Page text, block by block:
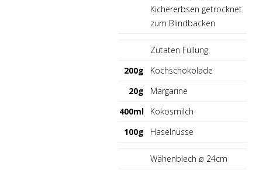
Kichererbsen getrocknet
zum Blindbacken
Zutaten Füllung:
200g
Kochschokolade
20g
Margarine
400ml
Kokosmilch
100g
Haselnüsse
Wähenblech ø 24cm